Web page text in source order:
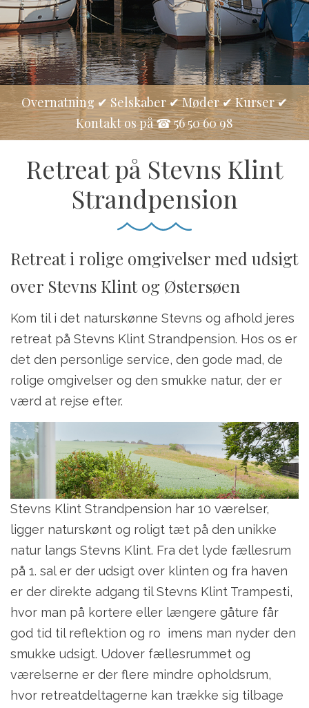
Overnatning ✔ Selskaber ✔ Møder ✔ Kurser ✔
Kontakt os på ☎ 56 50 60 98
Retreat på Stevns Klint
Strandpension
Retreat i rolige omgivelser med udsigt
over Stevns Klint og Østersøen
Kom til i det naturskønne Stevns og afhold jeres
retreat på Stevns Klint Strandpension. Hos os er
det den personlige service, den gode mad, de
rolige omgivelser og den smukke natur, der er
værd at rejse efter.
Stevns Klint Strandpension har 10 værelser,
ligger naturskønt og roligt tæt på den unikke
natur langs Stevns Klint. Fra det lyde fællesrum
på 1. sal er der udsigt over klinten og fra haven
er der direkte adgang til Stevns Klint Trampesti,
hvor man på kortere eller længere gåture får
god tid til reflektion og ro imens man nyder den
smukke udsigt. Udover fællesrummet og
værelserne er der flere mindre opholdsrum,
hvor retreatdeltagerne kan trække sig tilbage